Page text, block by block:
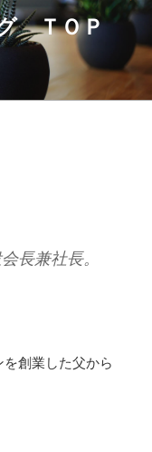
グ ＴＯＰ
長兼社長。
創業した父から